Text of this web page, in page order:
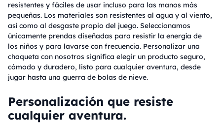
resistentes y fáciles de usar incluso para las manos más
pequeñas. Los materiales son resistentes al agua y al viento,
así como al desgaste propio del juego. Seleccionamos
únicamente prendas diseñadas para resistir la energía de
los niños y para lavarse con frecuencia. Personalizar una
chaqueta con nosotros significa elegir un producto seguro,
cómodo y duradero, listo para cualquier aventura, desde
jugar hasta una guerra de bolas de nieve.
Personalización que resiste
cualquier aventura.